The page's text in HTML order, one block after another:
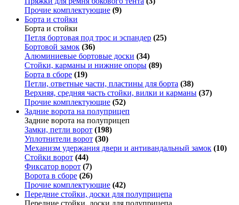
Прочие комплектующие (9)
Борта и стойки
Борта и стойки
Петля бортовая под трос и эспандер (25)
Бортовой замок (36)
Алюминиевые бортовые доски (34)
Стойки, карманы и нижние опоры (89)
Борта в сборе (19)
Петли, ответные части, пластины для борта (38)
Верхняя, средняя часть стойки, вилки и карманы (37)
Прочие комплектующие (52)
Задние ворота на полуприцеп
Задние ворота на полуприцеп
Замки, петли ворот (198)
Уплотнители ворот (30)
Механизм удержания двери и антивандальный замок (10)
Стойки ворот (44)
Фиксатор ворот (7)
Ворота в сборе (26)
Прочие комплектующие (42)
Передние стойки, доски для полуприцепа
Передние стойки, доски для полуприцепа